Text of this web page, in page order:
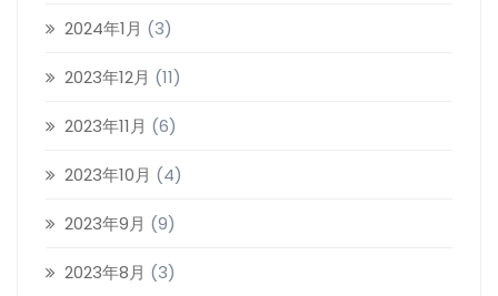
2024年1月 (3)
2023年12月 (11)
2023年11月 (6)
2023年10月 (4)
2023年9月 (9)
2023年8月 (3)